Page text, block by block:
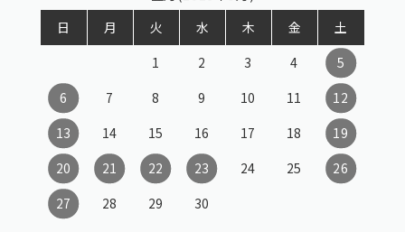
日
月 火 水 木 金
土
1
2 3 4
5
6
7 8 9 10 11
12
13
14 15 16 17 18
19
20
21 22 23 24 25
26
27
28 29 30